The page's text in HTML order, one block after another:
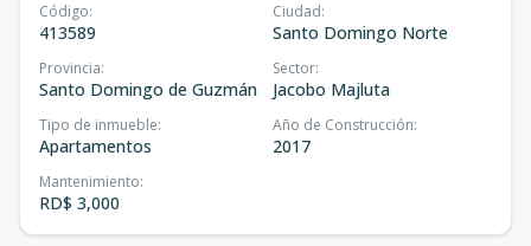
Código:
413589
Ciudad:
Santo Domingo Norte
Provincia:
Santo Domingo de Guzmán
Sector:
Jacobo Majluta
Tipo de inmueble:
Apartamentos
Año de Construcción:
2017
Mantenimiento:
RD$ 3,000